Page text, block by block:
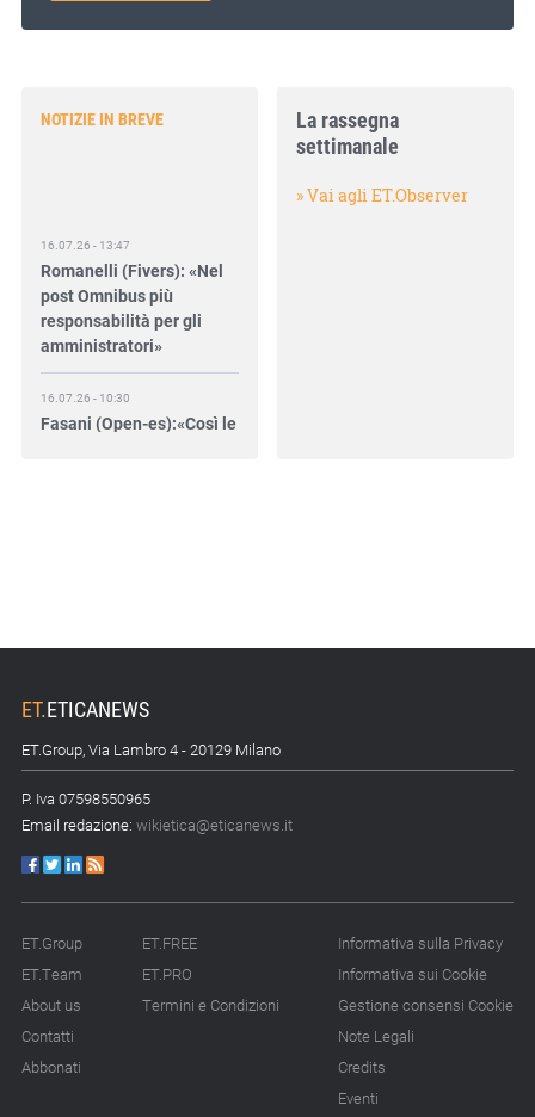
NOTIZIE IN BREVE
16.07.26 - 13:47
Romanelli (Fivers): «Nel
post Omnibus più
responsabilità per gli
amministratori»
16.07.26 - 10:30
Fasani (Open-es):«Così le
Astm, primo Green
Finance Framework per
investimenti sostenibili
15.07.26 - 8:00
Direttiva Empowering:
come gestire le vecchie
scorte
Gramegna (ERG):
«Valutare gli impatti ESG
degli investimenti»
La rassegna
settimanale
» Vai agli ET.Observer
ET.ETICANEWS
ET.Group, Via Lambro 4 - 20129 Milano
P. Iva 07598550965
Email redazione: wikietica@eticanews.it
ET.Group
ET.Team
About us
Contatti
Abbonati
ET.FREE
ET.PRO
Termini e Condizioni
Informativa sulla Privacy
Informativa sui Cookie
Gestione consensi Cookie
Note Legali
Credits
Eventi